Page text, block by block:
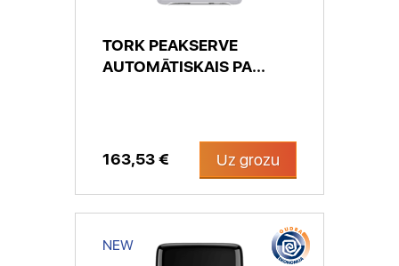
TORK PEAKSERVE
AUTOMĀTISKAIS PA...
163,53 € Uz grozu
NEW